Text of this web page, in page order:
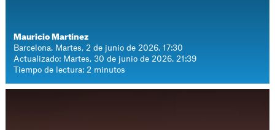
Mauricio Martínez
Barcelona. Martes, 2 de junio de 2026. 17:30
Actualizado: Martes, 30 de junio de 2026. 21:39
Tiempo de lectura: 2 minutos